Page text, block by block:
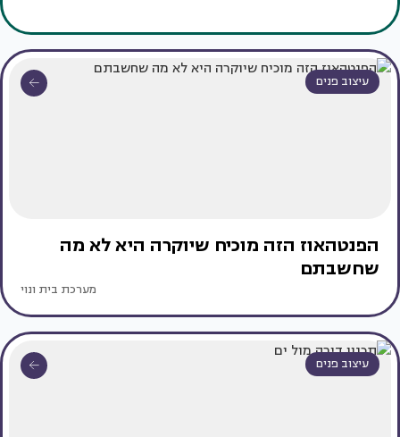
עיצוב פנים
הפנטהאוז הזה מוכיח שיוקרה היא לא מה
שחשבתם
מערכת בית ונוי
עיצוב פנים